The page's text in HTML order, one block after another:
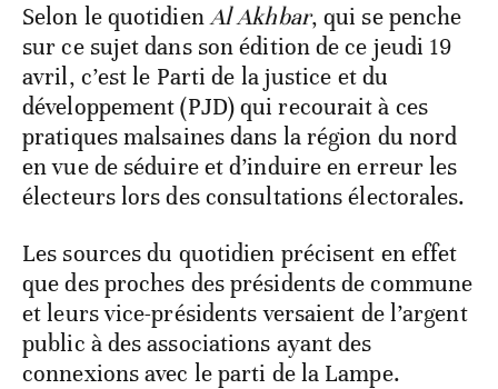
Selon le quotidienAl Akhbar, qui se penche
sur ce sujet dans son édition de ce jeudi 19
avril, c’est le Parti de la justice et du
développement (PJD) qui recourait à ces
pratiques malsaines dans la région du nord
en vue de séduire et d’induire en erreur les
électeurs lors des consultations électorales.
Les sources du quotidien précisent en effet
que des proches des présidents de commune
et leurs vice-présidents versaient de l’argent
public à des associations ayant des
connexions avec le parti de la Lampe.